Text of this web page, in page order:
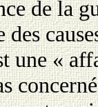
de la
des
une «